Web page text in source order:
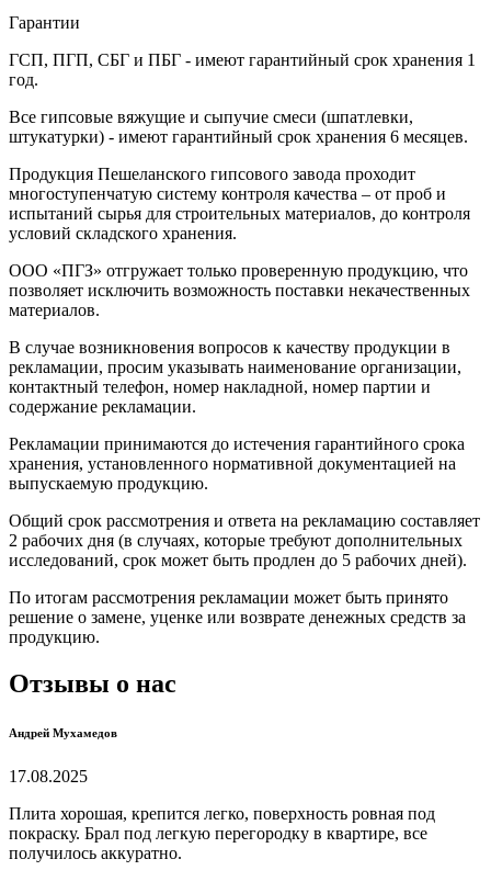
Гарантии
ГСП, ПГП, СБГ и ПБГ - имеют гарантийный срок хранения 1
год.
Все гипсовые вяжущие и сыпучие смеси (шпатлевки,
штукатурки) - имеют гарантийный срок хранения 6 месяцев.
Продукция Пешеланского гипсового завода проходит
многоступенчатую систему контроля качества – от проб и
испытаний сырья для строительных материалов, до контроля
условий складского хранения.
ООО «ПГЗ» отгружает только проверенную продукцию, что
позволяет исключить возможность поставки некачественных
материалов.
В случае возникновения вопросов к качеству продукции в
рекламации, просим указывать наименование организации,
контактный телефон, номер накладной, номер партии и
содержание рекламации.
Рекламации принимаются до истечения гарантийного срока
хранения, установленного нормативной документацией на
выпускаемую продукцию.
Общий срок рассмотрения и ответа на рекламацию составляет
2 рабочих дня (в случаях, которые требуют дополнительных
исследований, срок может быть продлен до 5 рабочих дней).
По итогам рассмотрения рекламации может быть принято
решение о замене, уценке или возврате денежных средств за
продукцию.
Отзывы о нас
Андрей Мухамедов
17.08.2025
Плита хорошая, крепится легко, поверхность ровная под
покраску. Брал под легкую перегородку в квартире, все
получилось аккуратно.